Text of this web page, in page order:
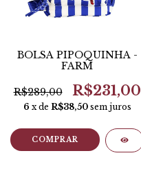
BOLSA PIPOQUINHA -
FARM
R$289,00 R$231,00
6 x de R$38,50 sem juros
COMPRAR